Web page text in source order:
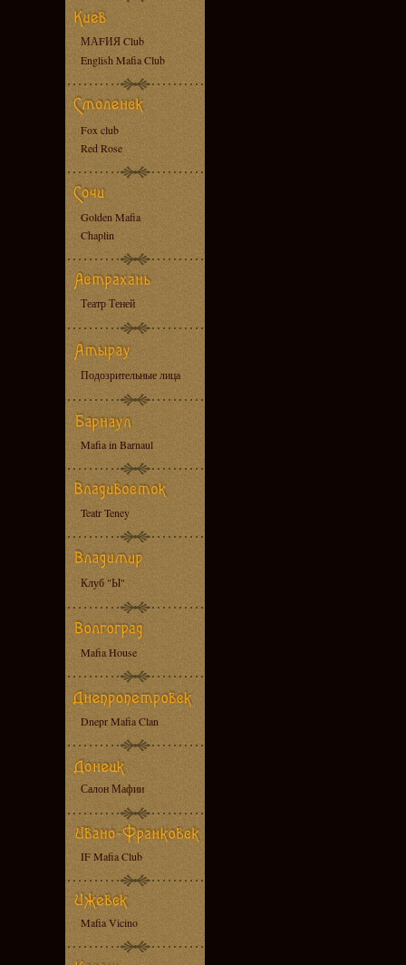
МАFИЯ Club
English Mafia Club
Fox club
Red Rose
Golden Mafia
Chaplin
Театр Теней
Подозрительные лица
Mafia in Barnaul
Teatr Teney
Клуб "Ы"
Mafia House
Dnepr Mafia Clan
Салон Мафии
IF Mafia Club
Mafia Vicino